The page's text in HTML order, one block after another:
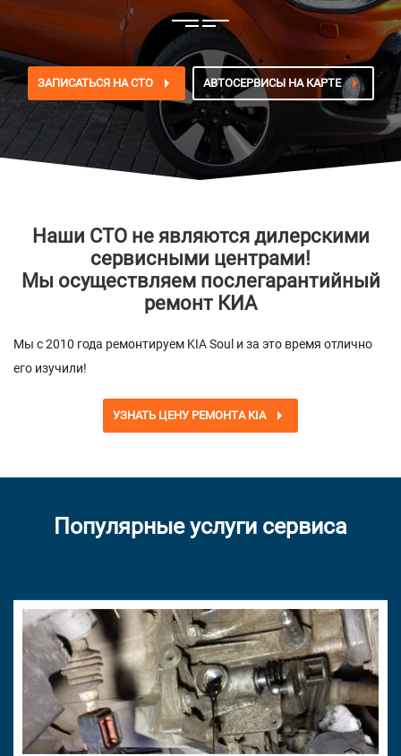
ЗАПИСАТЬСЯ НА СТО АВТОСЕРВИСЫ НА КАРТЕ
Наши СТО не являются дилерскими
сервисными центрами!
Мы осуществляем послегарантийный
ремонт КИА
Мы с 2010 года ремонтируем KIA Soul и за это время отлично
его изучили!
УЗНАТЬ ЦЕНУ РЕМОНТА KIA
Популярные услуги сервиса